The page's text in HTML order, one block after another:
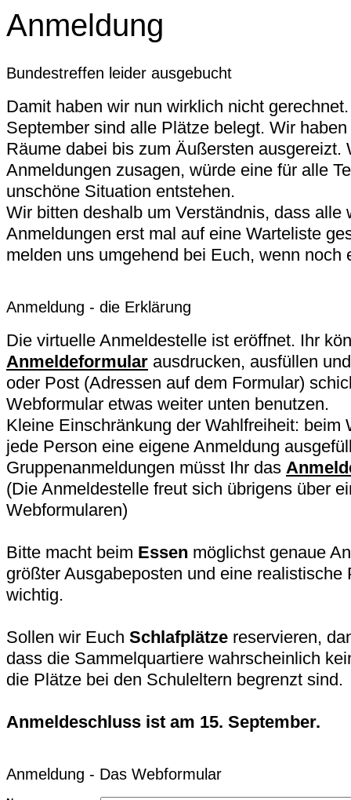
Anmeldung
Bundestreffen leider ausgebucht
Damit haben wir nun wirklich nicht
September sind alle Plätze belegt. Wir
Räume dabei bis zum Äußersten ausgereizt.
Anmeldungen zusagen, würde eine für alle
unschöne Situation entstehen.
Wir bitten deshalb um Verständnis, dass alle
Anmeldungen erst mal auf eine Warteliste
melden uns umgehend bei Euch, wenn noch
Anmeldung - die Erklärung
Die virtuelle Anmeldestelle ist eröffnet. Ihr
Anmeldeformular ausdrucken, ausfüllen
oder Post (Adressen auf dem Formular)
Webformular etwas weiter unten benutzen.
Kleine Einschränkung der Wahlfreiheit: beim
jede Person eine eigene Anmeldung
Gruppenanmeldungen müsst Ihr das
(Die Anmeldestelle freut sich übrigens über
Webformularen)
Bitte macht beim Essen möglichst genaue
größter Ausgabeposten und eine realistische
wichtig.
Sollen wir Euch Schlafplätze reservieren,
dass die Sammelquartiere wahrscheinlich
die Plätze bei den Schuleltern begrenzt sind.
Anmeldeschluss ist am 15. September.
Anmeldung - Das Webformular